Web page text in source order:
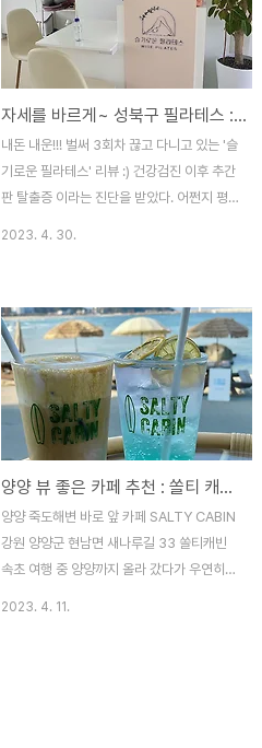
도 아주 큰~! 마당이 있다!엄마 지인분이 하
시는 곳이라 따라갔는데아주 넒고 야외테이
블, 컨테이너 룸, 내부에도 테이블이 많았
다! 요 냥이는 사장님 내외분이 이곳을 매
매하기 전부터 있던 길냥이라고 하셨다.그래
서 돌봐주고 계셨다 ㅋㅋ 이름은 "대감이"다
터줏대감ㅋㅋㅋ더웠는지 좀 축~쳐저 있었다.
그래도 사람 손길도 안 피..
자세를 바르게~ 성북구 필라테스 : 슬기로운 필라테스
내돈 내운!!! 벌써 3회차 끊고 다니고 있는 '슬
기로운 필라테스' 리뷰 :) 건강검진 이후 추간
판 탈출증 이라는 진단을 받았다. 어쩐지 평
결정! 한성대 입구역과 성신여대입구역 사이
에 위치하고 있다. 이렇게 뷰 좋은 2층에 자
리 잡고 있었다. 처음에 상담 방문 후 대기를
한 달 반 정도 했었다 어마 무시한 인기!!! 꾹
참고 기다렸다가 드디어 등록을 하고 벌써 3
회차를 끊고 다니고 있다^^ 다녀보니 인기 많
은 이유를 알 것 같았다 :) 요렇게 2층으로 올
라가면 하얀 문이 반겨준다~ 내부 인테리어
도 깔끔하고 1:1 혹은 2:1 수업..
2023. 4. 30.
양양 뷰 좋은 카페 추천 : 쏠티 캐빈 - 시그니처 음료 강추!
양양 죽도해변 바로 앞 카페 SALTY CABIN
강원 양양군 현남면 새나루길 33 쏠티캐빈
속초 여행 중 양양까지 올라 갔다가 우연히
2023. 4. 11.